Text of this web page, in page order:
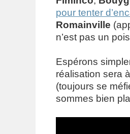
pour tenter
Romainville
n’est pas un
Espérons
réalisation sera
(toujours se
sommes bien